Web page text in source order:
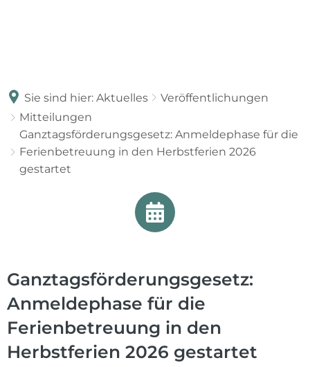
Sie sind hier: Aktuelles
Veröffentlichungen
Mitteilungen
Ganztagsförderungsgesetz: Anmeldephase für die
Ferienbetreuung in den Herbstferien 2026
gestartet
Ganztagsförderungsgesetz:
Anmeldephase für die
Ferienbetreuung in den
Herbstferien 2026 gestartet